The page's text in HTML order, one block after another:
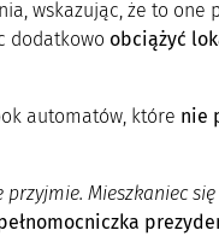
wskazując, że to one
dodatkowo obciążyć
automatów, które nie
Mieszkaniec